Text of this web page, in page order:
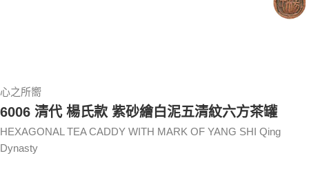
心之所嚮
6006 清代 楊氏款 紫砂繪白泥五清紋六方茶罐
HEXAGONAL TEA CADDY WITH MARK OF YANG SHI Qing
Dynasty